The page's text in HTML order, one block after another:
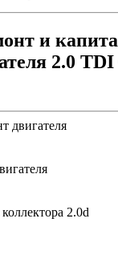
и
2.0
двигателя
2.0d